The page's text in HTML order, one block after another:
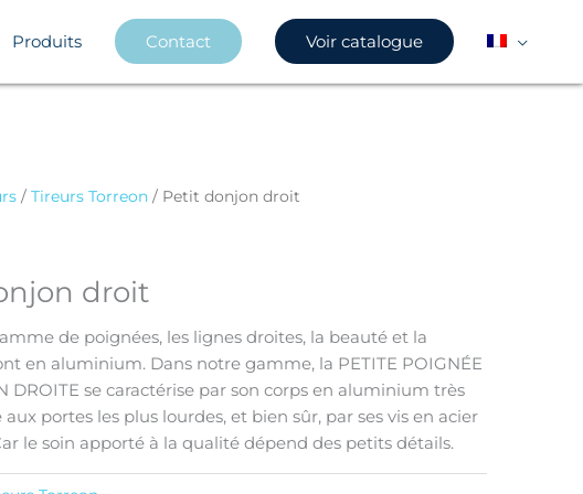
Produits Contact Voir catalogue
/ Tireurs Torreon/ Petit donjon droit
droit
de poignées, les lignes droites, la beauté et la
en aluminium. Dans notre gamme, la PETITE POIGNÉE
DROITE se caractérise par son corps en aluminium très
portes les plus lourdes, et bien sûr, par ses vis en acier
le soin apporté à la qualité dépend des petits détails.